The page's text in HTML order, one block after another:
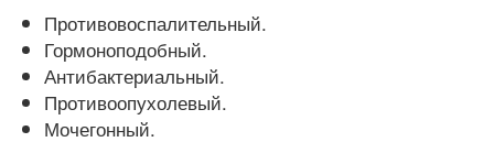
Противовоспалительный.
Гормоноподобный.
Антибактериальный.
Противоопухолевый.
Мочегонный.